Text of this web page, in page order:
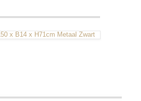
x B14 x H71cm Metaal Zwart